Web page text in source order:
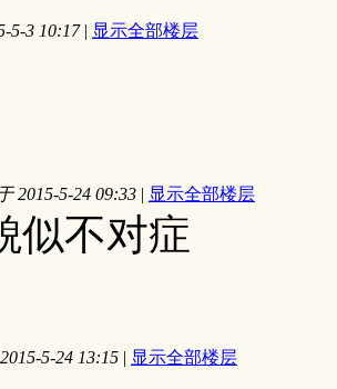
5-3 10:17 | 显示全部楼层
2015-5-24 09:33 | 显示全部楼层
似不对症
5-24 13:15 | 显示全部楼层